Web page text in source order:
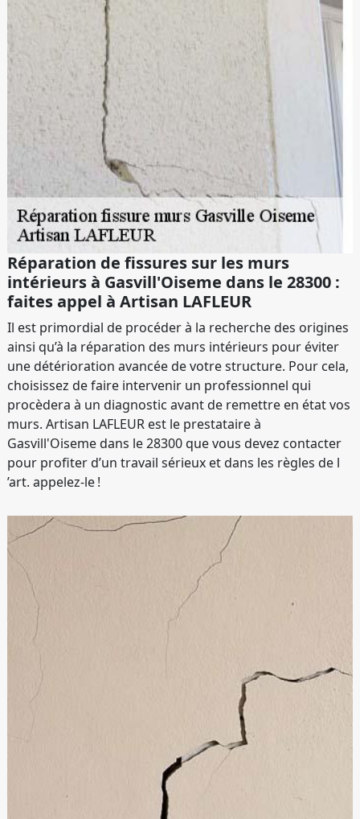
Réparation de fissures sur les murs
intérieurs à Gasvill'Oiseme dans le 28300 :
faites appel à Artisan LAFLEUR
Il est primordial de procéder à la recherche des origines
ainsi qu’à la réparation des murs intérieurs pour éviter
une détérioration avancée de votre structure. Pour cela,
choisissez de faire intervenir un professionnel qui
procèdera à un diagnostic avant de remettre en état vos
murs. Artisan LAFLEUR est le prestataire à
Gasvill'Oiseme dans le 28300 que vous devez contacter
pour profiter d’un travail sérieux et dans les règles de l
’art. appelez-le !